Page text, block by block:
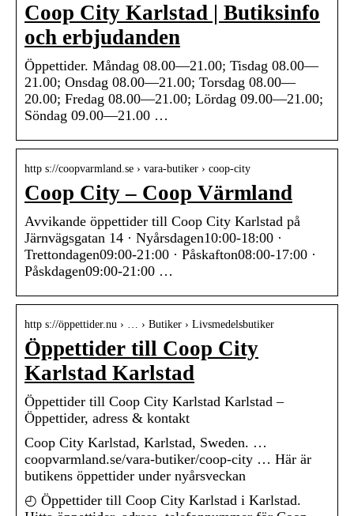
Coop City Karlstad | Butiksinfo
och erbjudanden
Öppettider. Måndag 08.00—21.00; Tisdag 08.00—
21.00; Onsdag 08.00—21.00; Torsdag 08.00—
20.00; Fredag 08.00—21.00; Lördag 09.00—21.00;
Söndag 09.00—21.00 …
http s://coopvarmland.se › vara-butiker › coop-city
Coop City – Coop Värmland
Avvikande öppettider till Coop City Karlstad på
Järnvägsgatan 14 · Nyårsdagen10:00-18:00 ·
Trettondagen09:00-21:00 · Påskafton08:00-17:00 ·
Påskdagen09:00-21:00 …
http s://öppettider.nu › … › Butiker › Livsmedelsbutiker
Öppettider till Coop City
Karlstad Karlstad
Öppettider till Coop City Karlstad Karlstad –
Öppettider, adress & kontakt
Coop City Karlstad, Karlstad, Sweden. …
coopvarmland.se/vara-butiker/coop-city … Här är
butikens öppettider under nyårsveckan
◴ Öppettider till Coop City Karlstad i Karlstad.